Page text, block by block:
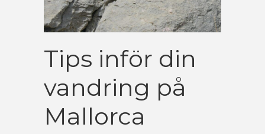
Tips inför din
vandring på
Mallorca